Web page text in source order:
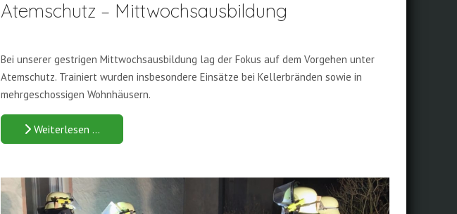
Atemschutz – Mittwochsausbildung
Bei unserer gestrigen Mittwochsausbildung lag der Fokus auf dem Vorgehen unter
Atemschutz. Trainiert wurden insbesondere Einsätze bei Kellerbränden sowie in
mehrgeschossigen Wohnhäusern.
Weiterlesen …